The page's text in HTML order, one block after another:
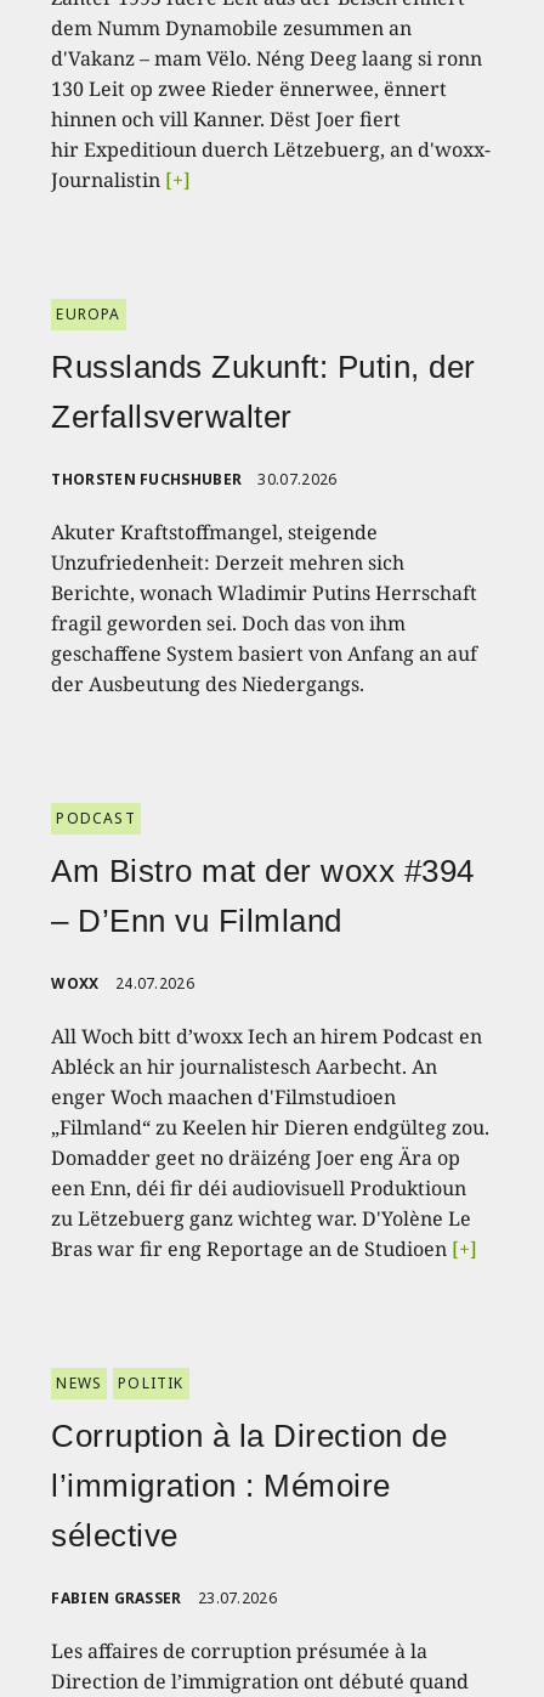
dem Numm Dynamobile zesummen an
d'Vakanz – mam Vëlo. Néng Deeg laang si ronn
130 Leit op zwee Rieder ënnerwee, ënnert
hinnen och vill Kanner. Dëst Joer fiert
hir Expeditioun duerch Lëtzebuerg, an d'woxx-
Journalistin [+]
EUROPA
Russlands Zukunft: Putin, der
Zerfallsverwalter
THORSTEN FUCHSHUBER 30.07.2026
Akuter Kraftstoffmangel, steigende
Unzufriedenheit: Derzeit mehren sich
Berichte, wonach Wladimir Putins Herrschaft
fragil geworden sei. Doch das von ihm
geschaffene System basiert von Anfang an auf
der Ausbeutung des Niedergangs.
PODCAST
Am Bistro mat der woxx #394
– D’Enn vu Filmland
WOXX 24.07.2026
All Woch bitt d’woxx Iech an hirem Podcast en
Abléck an hir journalistesch Aarbecht. An
enger Woch maachen d'Filmstudioen
„Filmland“ zu Keelen hir Dieren endgülteg zou.
Domadder geet no dräizéng Joer eng Ära op
een Enn, déi fir déi audiovisuell Produktioun
zu Lëtzebuerg ganz wichteg war. D'Yolène Le
Bras war fir eng Reportage an de Studioen [+]
NEWS POLITIK
Corruption à la Direction de
l’immigration : Mémoire
sélective
FABIEN GRASSER 23.07.2026
Les affaires de corruption présumée à la
Direction de l’immigration ont débuté quand